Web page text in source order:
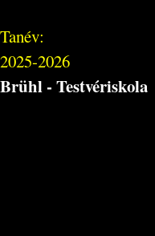
Tanév:
2025-2026
Brühl - Testvériskola